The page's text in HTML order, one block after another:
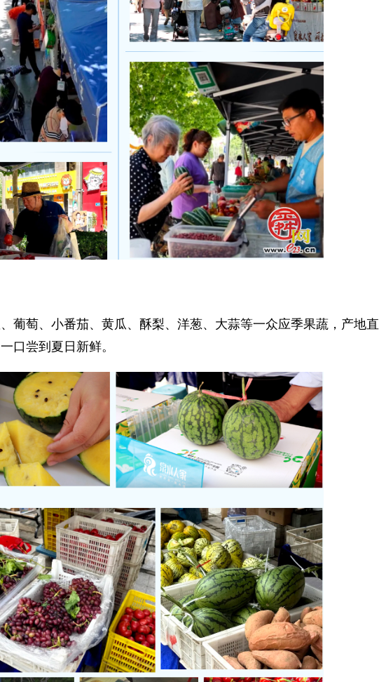
萄、小番茄、黄瓜、酥梨、洋葱、大蒜等一众应季果蔬，产地直
口尝到夏日新鲜。